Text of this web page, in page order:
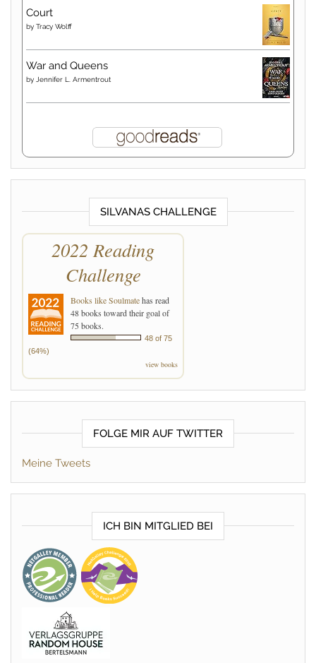
Court
by Tracy Wolff
War and Queens
by Jennifer L. Armentrout
SILVANAS CHALLENGE
2022 Reading
Challenge
Books like Soulmatehas read
48 books toward their goal of
75 books.
48 of 75
(64%)
view books
FOLGE MIR AUF TWITTER
Meine Tweets
ICH BIN MITGLIED BEI